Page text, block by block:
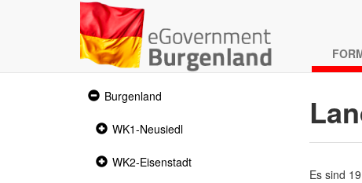
Expanded
section
Burgenland
Collapsed
WK1-Neusiedl
Collapsed
WK2-Eisenstadt
Es sind